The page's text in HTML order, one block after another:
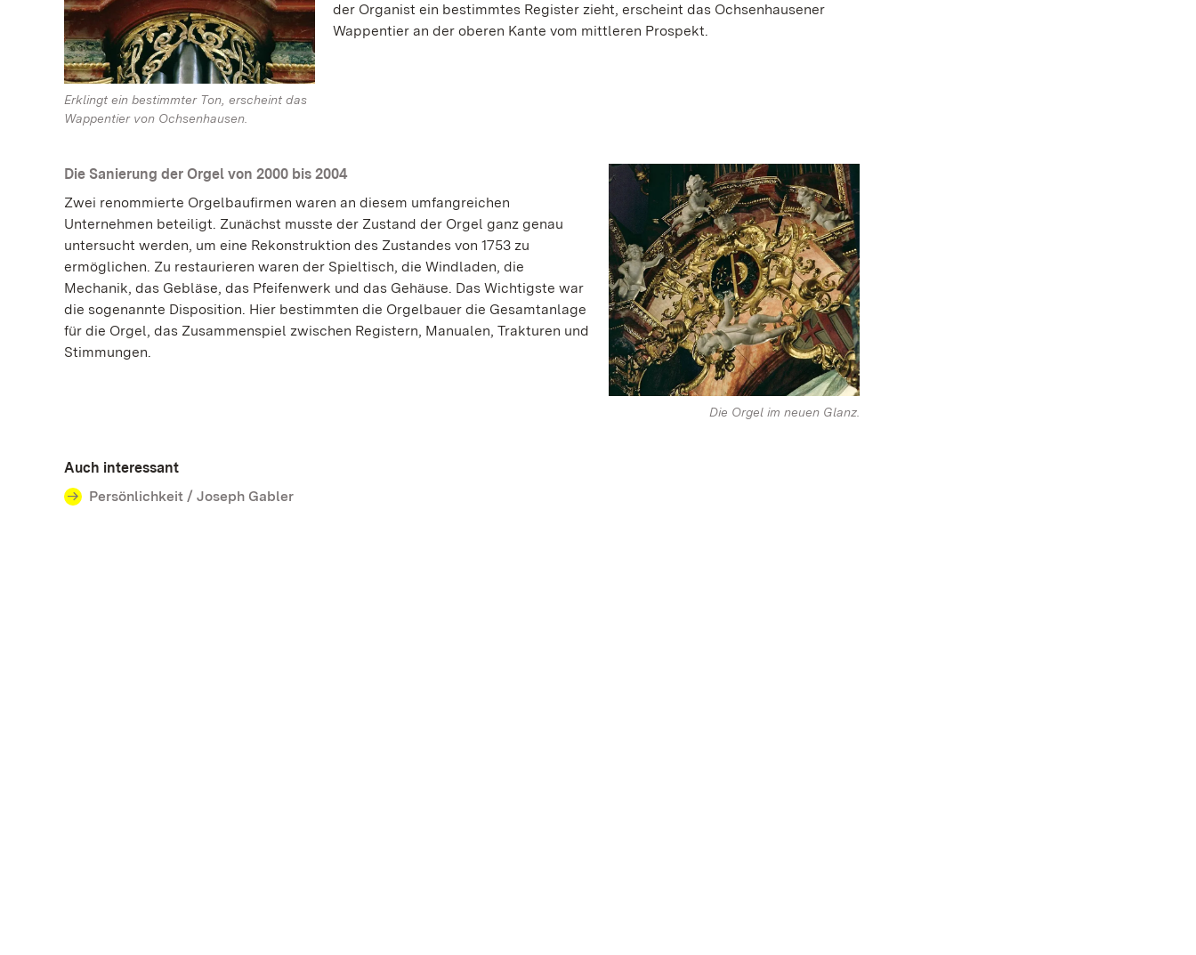
Erklingt ein bestimmter Ton, erscheint das
Wappentier von Ochsenhausen.
der Organist ein bestimmtes Register zieht, erscheint das Ochsenhausener
Wappentier an der oberen Kante vom mittleren Prospekt.
Die Orgel im neuen Glanz.
Die Sanierung der Orgel von 2000 bis 2004
Zwei renommierte Orgelbaufirmen waren an diesem umfangreichen
Unternehmen beteiligt. Zunächst musste der Zustand der Orgel ganz genau
untersucht werden, um eine Rekonstruktion des Zustandes von 1753 zu
ermöglichen. Zu restaurieren waren der Spieltisch, die Windladen, die
Mechanik, das Gebläse, das Pfeifenwerk und das Gehäuse. Das Wichtigste war
die sogenannte Disposition. Hier bestimmten die Orgelbauer die Gesamtanlage
für die Orgel, das Zusammenspiel zwischen Registern, Manualen, Trakturen und
Stimmungen.
Auch interessant
Persönlichkeit / Joseph Gabler